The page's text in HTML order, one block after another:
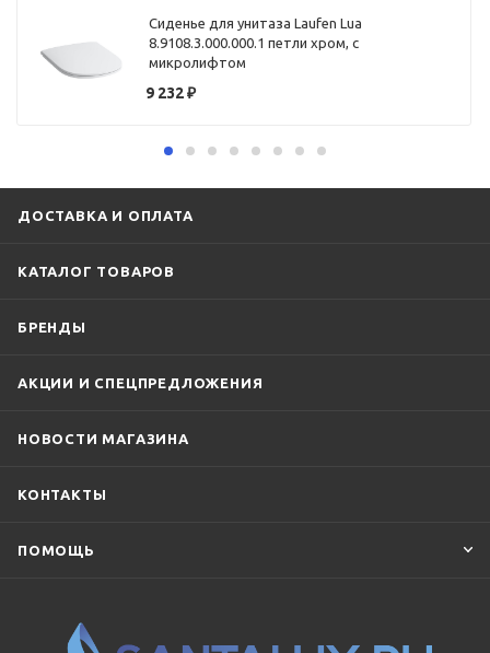
Сиденье для унитаза Laufen Lua
8.9108.3.000.000.1 петли хром, с
микролифтом
9 232₽
ДОСТАВКА И ОПЛАТА
КАТАЛОГ ТОВАРОВ
БРЕНДЫ
АКЦИИ И СПЕЦПРЕДЛОЖЕНИЯ
НОВОСТИ МАГАЗИНА
КОНТАКТЫ
ПОМОЩЬ